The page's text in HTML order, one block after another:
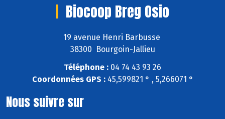
Biocoop Breg Osio
19 avenue Henri Barbusse
38300 Bourgoin-Jallieu
Téléphone : 04 74 43 93 26
Coordonnées GPS :45,599821 ° , 5,266071 °
Nous suivre sur